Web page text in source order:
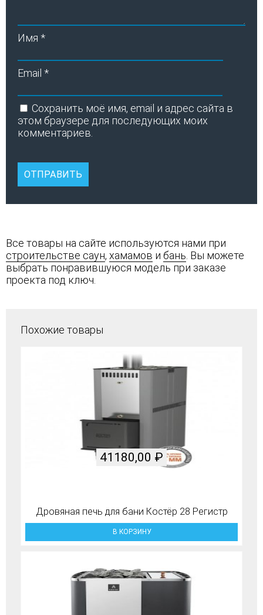
Имя *
Email *
Сохранить моё имя, email и адрес сайта в
этом браузере для последующих моих
комментариев.
Все товары на сайте используются нами при
строительстве саун, хамамов и бань . Вы можете
выбрать понравившуюся модель при заказе
проекта под ключ.
Похожие товары
Дровяная печь для бани Костёр 28 Регистр
41180,00 ₽
В КОРЗИНУ